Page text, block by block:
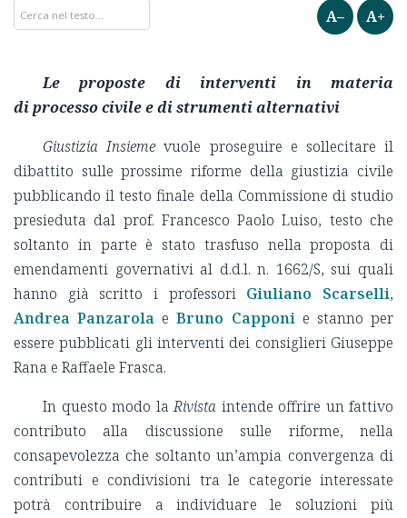
A– A+
Le proposte di interventi in materia
di processo civile e di strumenti alternativi
Giustizia Insieme vuole proseguire e sollecitare il
dibattito sulle prossime riforme della giustizia civile
pubblicando il testo finale della Commissione di studio
presieduta dal prof. Francesco Paolo Luiso, testo che
soltanto in parte è stato trasfuso nella proposta di
emendamenti governativi al d.d.l. n. 1662/S, sui quali
hanno già scritto i professori Giuliano Scarselli,
Andrea Panzarola eBruno Capponie stanno per
essere pubblicati gli interventi dei consiglieri Giuseppe
Rana e Raffaele Frasca.
In questo modo laRivista intende offrire un fattivo
contributo alla discussione sulle riforme, nella
consapevolezza che soltanto un’ampia convergenza di
contributi e condivisioni tra le categorie interessate
potrà contribuire a individuare le soluzioni più